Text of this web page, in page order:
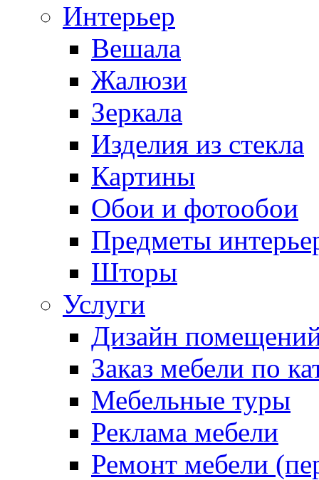
Интерьер
Вешала
Жалюзи
Зеркала
Изделия из стекла
Картины
Обои и фотообои
Предметы
Шторы
Услуги
Дизайн
Заказ мебели по
Мебельные туры
Реклама мебели
Ремонт мебели